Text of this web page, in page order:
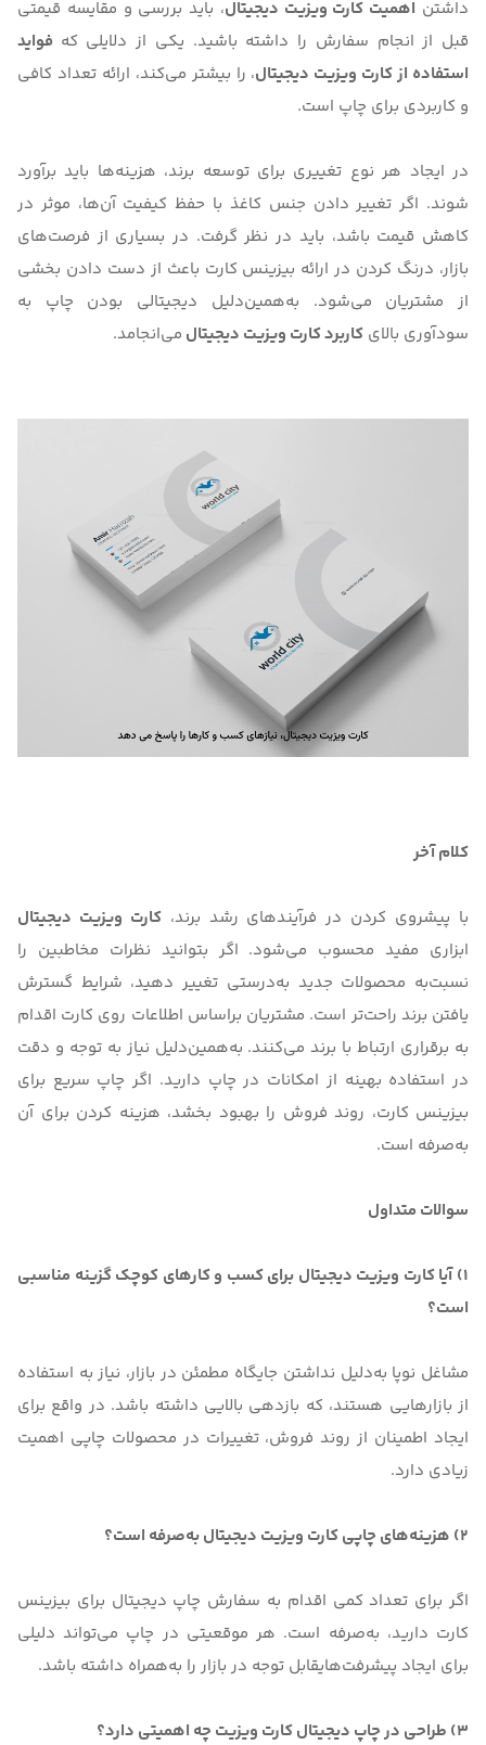
داشتن اهمیت کارت ویزیت دیجیتال، باید بررسی و مقایسه قیمتی
قبل از انجام سفارش را داشته باشید. یکی از دلایلی که فواید
استفاده از کارت ویزیت دیجیتال، را بیشتر می‌کند، ارائه تعداد کافی
و کاربردی برای چاپ است.
در ایجاد هر نوع تغییری برای توسعه برند، هزینه‌ها باید برآورد
شوند. اگر تغییر دادن جنس کاغذ با حفظ کیفیت آن‌ها، موثر در
کاهش قیمت باشد، باید در نظر گرفت. در بسیاری از فرصت‌های
بازار، درنگ کردن در ارائه بیزینس کارت باعث از دست دادن بخشی
از مشتریان می‌شود. به‌همین‌دلیل دیجیتالی بودن چاپ به
سودآوری بالای کاربرد کارت ویزیت دیجیتال می‌انجامد.
کلام آخر
با پیشروی کردن در فرآیندهای رشد برند،کارت ویزیت دیجیتال
ابزاری مفید محسوب می‌شود. اگر بتوانید نظرات مخاطبین را
نسبت‌به محصولات جدید به‌درستی تغییر دهید، شرایط گسترش
یافتن برند راحت‌تر است. مشتریان براساس اطلاعات روی کارت اقدام
به برقراری ارتباط با برند می‌کنند. به‌همین‌دلیل نیاز به توجه و دقت
در استفاده بهینه از امکانات در چاپ دارید. اگر چاپ سریع برای
بیزینس کارت، روند فروش را بهبود بخشد، هزینه کردن برای آن
به‌صرفه است.
سوالات متداول
1) آیا کارت ویزیت دیجیتال برای کسب و کارهای کوچک گزینه مناسبی
است؟
مشاغل نوپا به‌دلیل نداشتن جایگاه مطمئن در بازار، نیاز به استفاده
از بازارهایی هستند، که بازدهی بالایی داشته باشد. در واقع برای
ایجاد اطمینان از روند فروش، تغییرات در محصولات چاپی اهمیت
زیادی دارد.
2) هزینه‌های چاپی کارت ویزیت دیجیتال به‌صرفه است؟
اگر برای تعداد کمی اقدام به سفارش چاپ دیجیتال برای بیزینس
کارت دارید، به‌صرفه است. هر موقعیتی در چاپ می‌تواند دلیلی
برای ایجاد پیشرفت‌هایقابل توجه در بازار را به‌همراه داشته باشد.
3) طراحی در چاپ دیجیتال کارت ویزیت چه اهمیتی دارد؟